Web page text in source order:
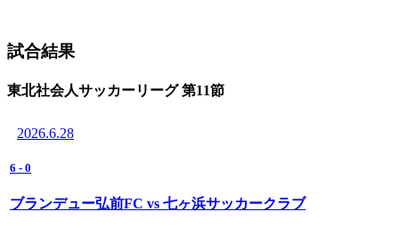
試合結果
東北社会人サッカーリーグ 第11節
2026.6.28
6 - 0
ブランデュー弘前FC vs 七ヶ浜サッカークラブ